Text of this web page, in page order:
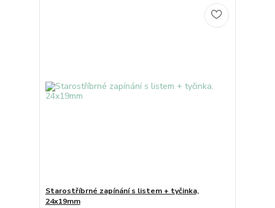
Starostříbrné zapínání s listem + tyčinka,
24x19mm